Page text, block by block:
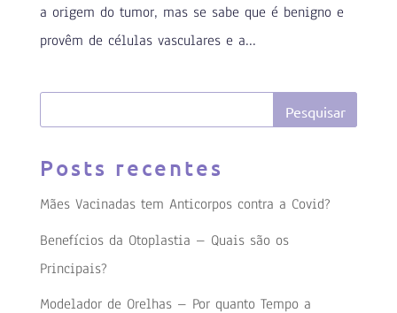
a origem do tumor, mas se sabe que é benigno e
provêm de células vasculares e a...
Posts recentes
Mães Vacinadas tem Anticorpos contra a Covid?
Benefícios da Otoplastia – Quais são os
Principais?
Modelador de Orelhas – Por quanto Tempo a